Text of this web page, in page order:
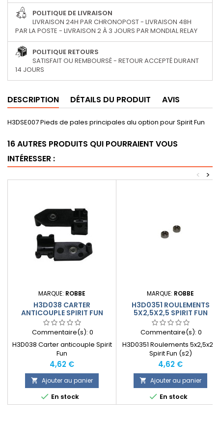
POLITIQUE DE LIVRAISON
LIVRAISON 24H PAR CHRONOPOST - LIVRAISON 48H
PAR LA POSTE - LIVRAISON 2 À 3 JOURS PAR MONDIAL RELAY
POLITIQUE RETOURS
SATISFAIT OU REMBOURSÉ - RETOUR ACCEPTÉ DURANT
14 JOURS
DESCRIPTION DÉTAILS DU PRODUIT AVIS
H3DSE007 Pieds de pales principales alu option pour Spirit Fun
16 AUTRES PRODUITS QUI POURRAIENT VOUS
INTÉRESSER :
>
<
MARQUE: ROBBE
H3D038 CARTER
ANTICOUPLE SPIRIT FUN
Commentaire(s): 0
H3D038 Carter anticouple Spirit
Fun
Prix
4,62 €
 Ajouter au panier
 En stock
MARQUE: ROBBE
H3D0351 ROULEMENTS
5X2,5X2,5 SPIRIT FUN
Commentaire(s): 0
H3D0351 Roulements 5x2,5x2,5
Spirit Fun (s2)
Prix
4,62 €
 Ajouter au panier
 En stock